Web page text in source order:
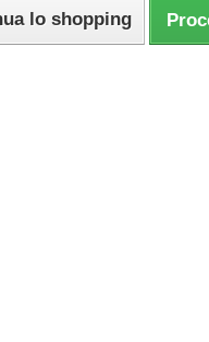
lo shopping